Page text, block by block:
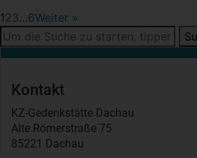
123…6Weiter »
Kontakt
KZ-Gedenkstätte Dachau
Alte Römerstraße 75
85221 Dachau